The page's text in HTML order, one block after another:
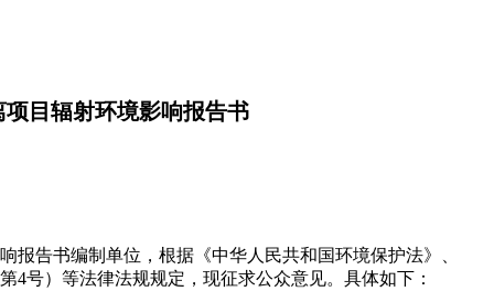
项目辐射环境影响报告书
报告书编制单位，根据《中华人民共和国环境保护法》、
4号）等法律法规规定，现征求公众意见。具体如下：